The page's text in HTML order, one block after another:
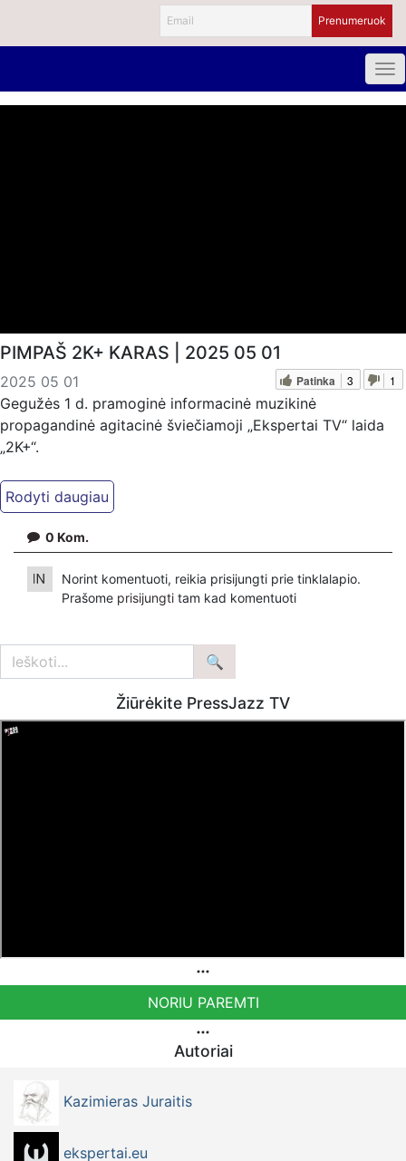
PIMPAŠ 2K+ KARAS | 2025 05 01
2025 05 01 Patinka 3 1
Gegužės 1 d. pramoginė informacinė muzikinė
propagandinė agitacinė šviečiamoji „Ekspertai TV“ laida
„2K+“.
Kiti mūsų kanalai:
Ekspertai.eu Telegram'e – https://t.me/ekspertaiTelegram
https://www.ekspertai.eu
Mūsų veikla galima tik dėka skaitytojų ir žiūrovų, mus
VšĮ „Ekspertai.eu“ per PayPal paspaudę šią nuorodą –
https://www.paypal.com/paypalme/Ekspertaieu?
0 Kom.
Norint komentuoti, reikia prisijungti prie tinklalapio.
Prašome prisijungti tam kad komentuoti
Žiūrėkite PressJazz TV
NORIU PAREMTI
Autoriai
Kazimieras Juraitis
ekspertai.eu